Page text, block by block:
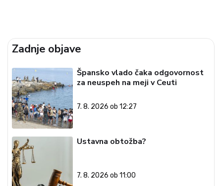
Zadnje objave
Špansko vlado čaka odgovornost
za neuspeh na meji v Ceuti
7. 8. 2026 ob 12:27
Ustavna obtožba?
7. 8. 2026 ob 11:00